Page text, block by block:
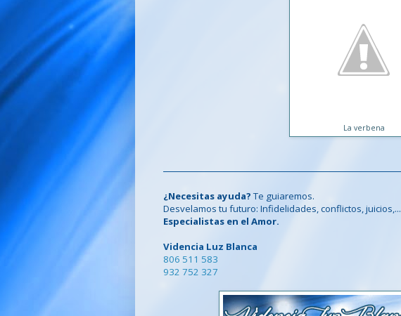
La verbena
¿Necesitas ayuda? Te guiaremos.
Desvelamos tu futuro: Infidelidades, conflictos, juicios,...
Especialistas en el Amor.
Videncia Luz Blanca
806 511 583
932 752 327